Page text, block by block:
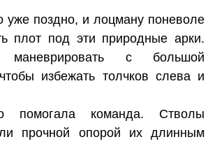
уже поздно, и лоцману поневоле
плот под эти природные арки.
с большой
избежать толчков слева и
помогала команда. Стволы
прочной опорой их длинным